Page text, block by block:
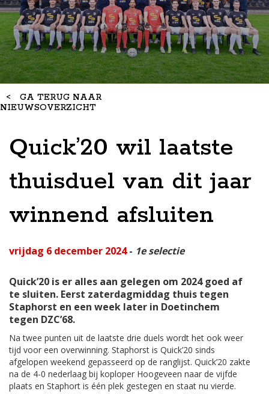
< GA TERUG NAAR
NIEUWSOVERZICHT
Quick’20 wil laatste
thuisduel van dit jaar
winnend afsluiten
vrijdag 6 december 2024- 1e selectie
Quick’20 is er alles aan gelegen om 2024 goed af
te sluiten. Eerst zaterdagmiddag thuis tegen
Staphorst en een week later in Doetinchem
tegen DZC’68.
Na twee punten uit de laatste drie duels wordt het ook weer
tijd voor een overwinning. Staphorst is Quick’20 sinds
afgelopen weekend gepasseerd op de ranglijst. Quick’20 zakte
na de 4-0 nederlaag bij koploper Hoogeveen naar de vijfde
plaats en Staphort is één plek gestegen en staat nu vierde.